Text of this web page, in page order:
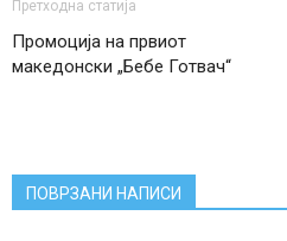
Претходна статија
Промоција на првиот
македонски „Бебе Готвач“
ПОВРЗАНИ НАПИСИ